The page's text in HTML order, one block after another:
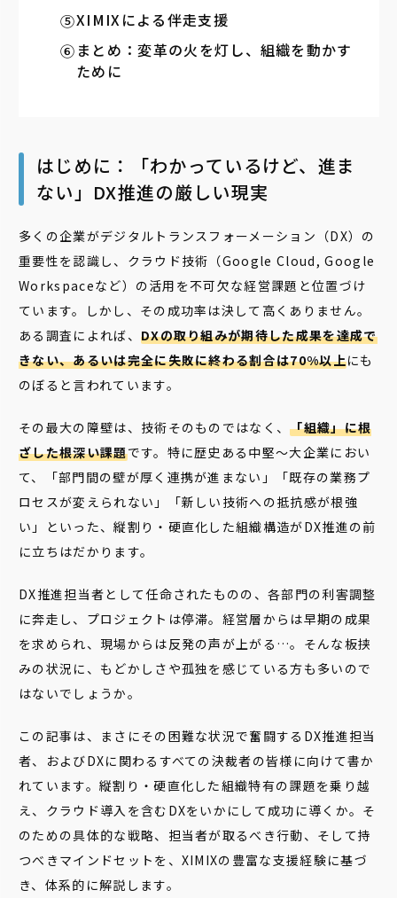
XIMIXによる伴走支援
まとめ：変革の火を灯し、組織を動かす
ために
はじめに：「わかっているけど、進ま
ない」DX推進の厳しい現実
多くの企業がデジタルトランスフォーメーション（DX）の
重要性を認識し、クラウド技術（Google Cloud, Google
Workspaceなど）の活用を不可欠な経営課題と位置づけ
ています。しかし、その成功率は決して高くありません。
ある調査によれば、 DXの取り組みが期待した成果を達成で
きない、あるいは完全に失敗に終わる割合は70%以上にも
のぼると言われています。
その最大の障壁は、技術そのものではなく、「組織」に根
ざした根深い課題です。特に歴史ある中堅〜大企業におい
て、「部門間の壁が厚く連携が進まない」「既存の業務プ
ロセスが変えられない」「新しい技術への抵抗感が根強
い」といった、縦割り・硬直化した組織構造がDX推進の前
に立ちはだかります。
DX推進担当者として任命されたものの、各部門の利害調整
に奔走し、プロジェクトは停滞。経営層からは早期の成果
を求められ、現場からは反発の声が上がる…。そんな板挟
みの状況に、もどかしさや孤独を感じている方も多いので
はないでしょうか。
この記事は、まさにその困難な状況で奮闘するDX推進担当
者、およびDXに関わるすべての決裁者の皆様に向けて書か
れています。縦割り・硬直化した組織特有の課題を乗り越
え、クラウド導入を含むDXをいかにして成功に導くか。そ
のための具体的な戦略、担当者が取るべき行動、そして持
つべきマインドセットを、XIMIXの豊富な支援経験に基づ
き、体系的に解説します。